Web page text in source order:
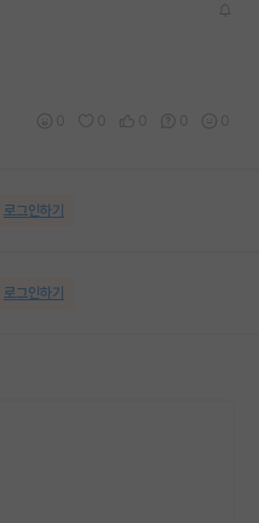
로그인하기
로그인하기